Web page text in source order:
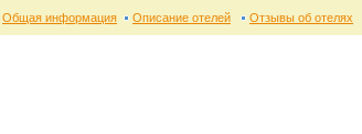
Общая информация Описание отелей Отзывы об отелях